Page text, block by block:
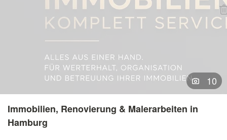
Anzeige aufgeben
10
Immobilien, Renovierung & Malerarbeiten in
Hamburg